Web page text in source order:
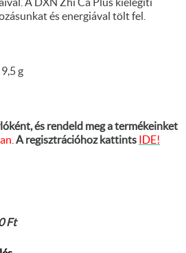
A DXN Zhi Ca Plus kielégíti
és energiával tölt fel.
g
és rendeld meg a termékeinket
A regisztrációhoz kattints IDE!
Ft